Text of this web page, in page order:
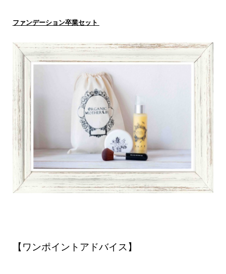
ファンデーション卒業セット
【ワンポイントアドバイス】